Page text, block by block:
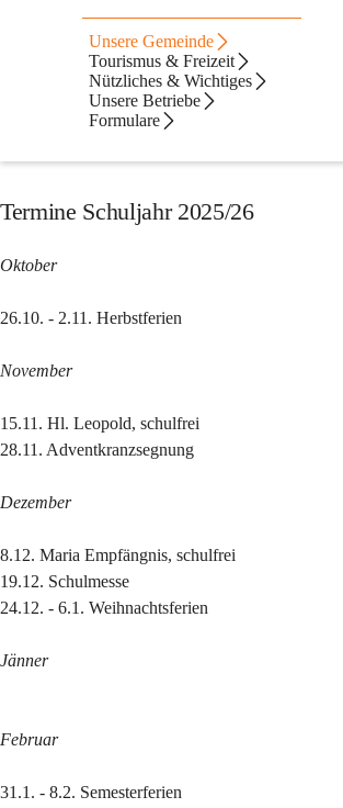
Unsere Gemeinde
Tourismus & Freizeit
Nützliches & Wichtiges
Unsere Betriebe
Formulare
Volksschule
Lehrerteam der VS-Payerbach 2025
Termine Schuljahr 2025/26
Oktober
26.10. - 2.11. Herbstferien
November
15.11. Hl. Leopold, schulfrei
28.11. Adventkranzsegnung
Dezember
8.12. Maria Empfängnis, schulfrei
19.12. Schulmesse
24.12. - 6.1. Weihnachtsferien
Jänner
Februar
31.1. - 8.2. Semesterferien